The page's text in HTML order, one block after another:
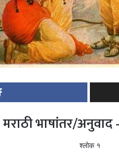
भाषांतर/अनुवाद
श्लोक १